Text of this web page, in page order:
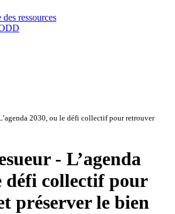
ressources
2030, ou le défi collectif pour retrouver
- L’agenda
défi collectif pour
préserver le bien